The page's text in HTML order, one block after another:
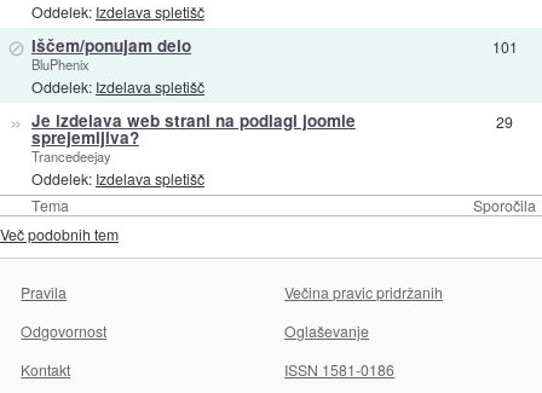
Tema Sporočila
Oddelek: Izdelava spletišč
⊘ Iščem/ponujam delo
BluPhenix
Oddelek: Izdelava spletišč
101
» Je izdelava web strani na podlagi joomle
sprejemljiva?
Trancedeejay
Oddelek: Izdelava spletišč
29
Več podobnih tem
Pravila
Večina pravic pridržanih
Odgovornost
Oglaševanje
Kontakt
ISSN 1581-0186